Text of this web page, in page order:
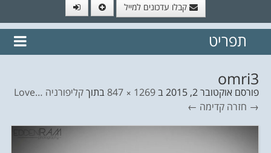
קבלו עדכונים למייל
// הצטרף לרשימת תפוצה!
נשמח
תפריט
omri3
פורסם אוקטובר 2, 2015 ב1269 × 847 בתוךקליפורניה …Love
→ חזרה קדימה ←